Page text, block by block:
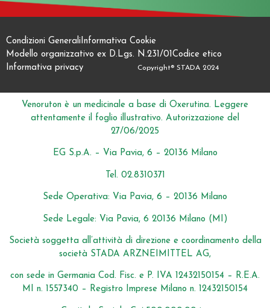
Condizioni GeneraliInformativa Cookie
Modello organizzativo ex D.Lgs. N.231/01Codice etico
Informativa privacy
Copyright® STADA 2024
Venoruton è un medicinale a base di Oxerutina. Leggere
attentamente il foglio illustrativo. Autorizzazione del
27/06/2025
EG S.p.A. – Via Pavia, 6 – 20136 Milano
Tel. 02.8310371
Sede Operativa: Via Pavia, 6 – 20136 Milano
Sede Legale: Via Pavia, 6 20136 Milano (MI)
Società soggetta all’attività di direzione e coordinamento della
società STADA ARZNEIMITTEL AG,
con sede in Germania Cod. Fisc. e P. IVA 12432150154 – R.E.A.
MI n. 1557340 – Registro Imprese Milano n. 12432150154